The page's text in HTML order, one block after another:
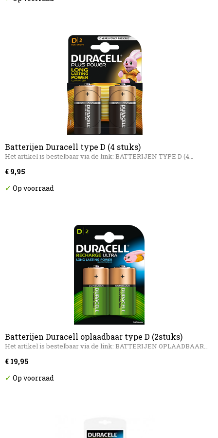
Batterijen Duracell type D (4 stuks)
Het artikel is bestelbaar via de link: BATTERIJEN TYPE D (4…
€ 9,95
✓ Op voorraad
Batterijen Duracell oplaadbaar type D (2stuks)
Het artikel is bestelbaar via de link: BATTERIJEN OPLAADBAAR…
€ 19,95
✓ Op voorraad